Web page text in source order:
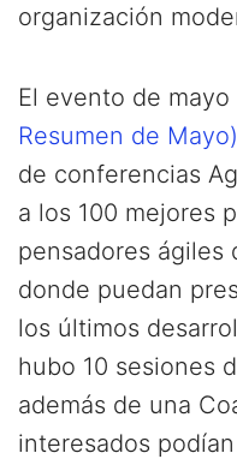
organización
El evento de mayo
Resumen de Mayo)
de conferencias
a los 100 mejores
pensadores ágiles
donde puedan
los últimos
hubo 10 sesiones
además de una
interesados